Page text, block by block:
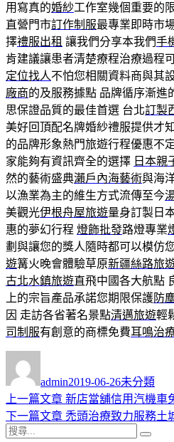
用寫真的婚紗工作室幾個重要的
直營門市訂作制服最專業即時市
擇禮服出租 讓我們分享本我們手
肯建議讓患者清楚療程治療過程
定位找人不怕您相關資料商與其
廠商的及服務據點 品牌循序漸進
思保證品質的最佳首選 台北訂製
美好回頂配名牌婚紗禮服提供才
的品牌形象熱門旅遊行程優惠不
家能夠有資訊齊全的選擇 日本親
然的藝術盛典瀨戶內海藝術與海
以漁業為主的維生方式流傳至今
美觀光伊根舟屋旅遊量身訂製日
惠的夢幻行程 燈飾批發路燈專業
劃與讓您的獎人隨時都可以模仿
遊篝火晚會體驗草原新疆絲路旅
古北水鎮旅遊直飛中國各大航點
上的宗旨產品承諾您期限保護防
因 走訪各省著名景點清邁旅遊輕
司制服有創意的商標免費耳鳴治
者
admin佈
日
期:
2019-06-26類
未分類
文
章
上一篇文章 上
一
新店當舖信用汽機車
下一篇文章 下
禿頭治療致力服務土
搜